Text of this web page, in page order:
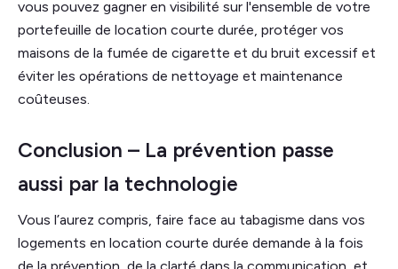
vous pouvez gagner en visibilité sur l'ensemble de votre
portefeuille de location courte durée, protéger vos
maisons de la fumée de cigarette et du bruit excessif et
éviter les opérations de nettoyage et maintenance
coûteuses.
Conclusion – La prévention passe
aussi par la technologie
Vous l’aurez compris, faire face au tabagisme dans vos
logements en location courte durée demande à la fois